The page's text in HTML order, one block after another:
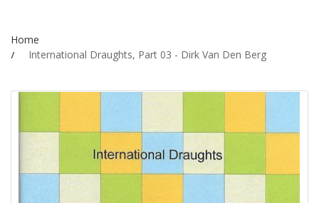
Home
International Draughts, Part 03 - Dirk Van Den Berg